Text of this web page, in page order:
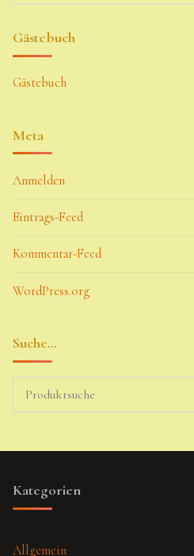
Gästebuch
Gästebuch
Meta
Anmelden
Eintrags-Feed
Kommentar-Feed
WordPress.org
Suche…
Kategorien
Allgemein